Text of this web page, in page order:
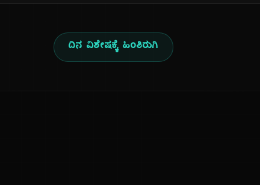
ದಿನ ವಿಶೇಷಕ್ಕೆ ಹಿಂತಿರುಗಿ